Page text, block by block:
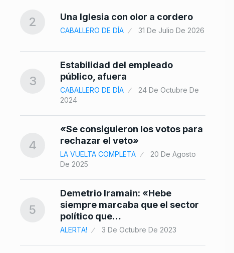
2 Una Iglesia con olor a cordero
CABALLERO DE DÍA 31 De Julio De 2026
3
Estabilidad del empleado
público, afuera
CABALLERO DE DÍA
24 De Octubre De
2024
4
«Se consiguieron los votos para
rechazar el veto»
LA VUELTA COMPLETA
20 De Agosto
De 2025
5
Demetrio Iramain: «Hebe
siempre marcaba que el sector
político que…
ALERTA! 3 De Octubre De 2023